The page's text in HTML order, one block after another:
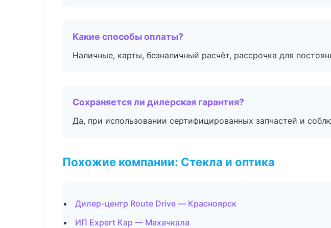
Какие способы оплаты?
Наличные, карты, безналичный расчёт, рассрочка для
Сохраняется ли дилерская гарантия?
Да, при использовании сертифицированных запчастей и
Похожие компании: Стекла и оптика
Дилер-центр Route Drive — Красноярск
ИП Expert Кар — Махачкала